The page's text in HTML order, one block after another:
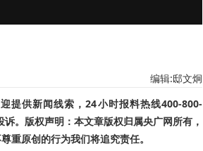
编辑:邸文炯
提供新闻线索，24小时报料热线400-800-
。版权声明：本文章版权归属央广网所有，
原创的行为我们将追究责任。